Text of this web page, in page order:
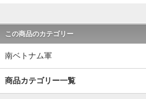
この商品のカテゴリー
南ベトナム軍
商品カテゴリー一覧